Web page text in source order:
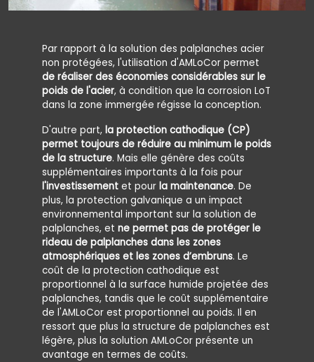
Par rapport à la solution des palplanches acier
non protégées, l'utilisation d'AMLoCor permet
de réaliser des économies considérables sur le
poids de l'acier, à condition que la corrosion LoT
dans la zone immergée régisse la conception.
D'autre part, la protection cathodique (CP)
permet toujours de réduire au minimum le poids
de la structure. Mais elle génère des coûts
supplémentaires importants à la fois pour
l'investissement et pour la maintenance. De
plus, la protection galvanique a un impact
environnemental important sur la solution de
palplanches, et ne permet pas de protéger le
rideau de palplanches dans les zones
atmosphériques et les zones d’embruns. Le
coût de la protection cathodique est
proportionnel à la surface humide projetée des
palplanches, tandis que le coût supplémentaire
de l'AMLoCor est proportionnel au poids. Il en
ressort que plus la structure de palplanches est
légère, plus la solution AMLoCor présente un
avantage en termes de coûts.